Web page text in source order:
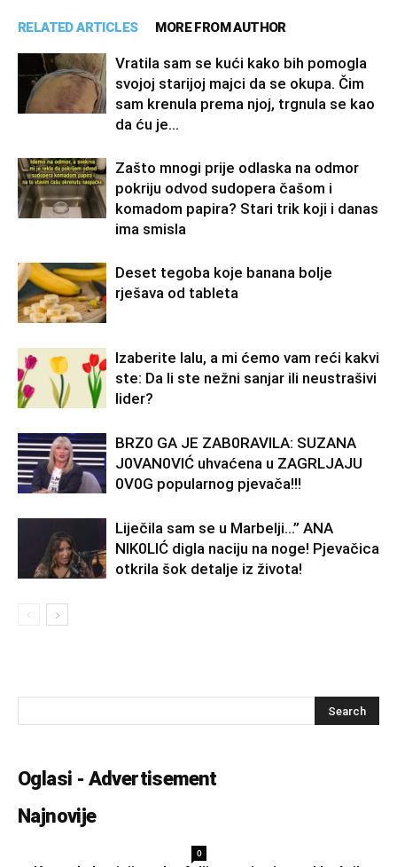
RELATED ARTICLES MORE FROM AUTHOR
Vratila sam se kući kako bih pomogla
svojoj starijoj majci da se okupa. Čim
sam krenula prema njoj, trgnula se kao
da ću je...
Zašto mnogi prije odlaska na odmor
pokriju odvod sudopera čašom i
komadom papira? Stari trik koji i danas
ima smisla
Deset tegoba koje banana bolje
rješava od tableta
Izaberite lalu, a mi ćemo vam reći kakvi
ste: Da li ste nežni sanjar ili neustrašivi
lider?
BRZ0 GA JE ZAB0RAVlLA: SUZANA
J0VAN0VIĆ uhvaćena u ZAGRLJAJU
0V0G popularnog pjevača!!!
Liječila sam se u Marbelji…” ANA
NlK0LlĆ digla naciju na noge! Pjevačica
otkrila šok detalje iz života!
Oglasi - Advertisement
Najnovije
0